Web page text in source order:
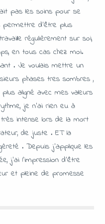
pas les soins pour se
d’être plus
régulièrement sur soi,
en tous cas chez moi.
. Je voulais mettre un
phases tres sombres ,
aligné avec mes valeurs
je n’ai rien eu à
intense lors de la mort
de juste . ET la
. Depuis j’applique les
j’ai l’impression d’être
et pleine de promesse